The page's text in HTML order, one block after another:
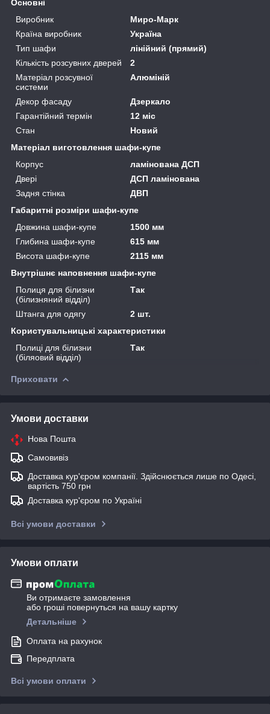
Основні
Виробник
Миро-Марк
Країна виробник
Україна
Тип шафи
лінійний (прямий)
Кількість розсувних дверей
2
Матеріал розсувної
системи
Алюміній
Декор фасаду
Дзеркало
Гарантійний термін
12 міс
Стан
Новий
Матеріал виготовлення шафи-купе
Корпус
ламінована ДСП
Двері
ДСП ламінована
Задня стінка
ДВП
Габаритні розміри шафи-купе
Довжина шафи-купе
1500 мм
Глибина шафи-купе
615 мм
Висота шафи-купе
2115 мм
Внутрішнє наповнення шафи-купе
Полиця для білизни
(білизняний відділ)
Так
Штанга для одягу
2 шт.
Користувальницькі характеристики
Полиці для білизни
(біляовий відділ)
Так
Приховати
Умови доставки
Нова Пошта
Самовивіз
Доставка кур'єром компанії. Здійснюється лише по Одесі,
вартість 750 грн
Доставка кур'єром по Україні
Всі умови доставки
Умови оплати
Ви отримаєте замовлення
або гроші повернуться на вашу картку
Детальніше
Оплата на рахунок
Передплата
Всі умови оплати